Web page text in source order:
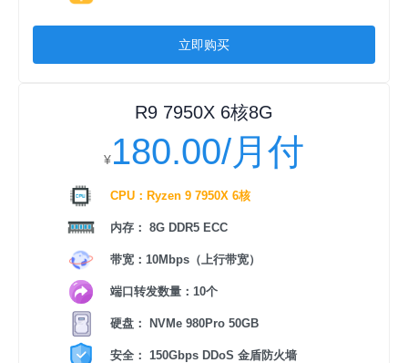
立即购买
R9 7950X 6核8G
¥180.00/月付
CPU：Ryzen 9 7950X 6核
内存： 8G DDR5 ECC
带宽：10Mbps（上行带宽）
端口转发数量：10个
硬盘： NVMe 980Pro 50GB
安全： 150Gbps DDoS 金盾防火墙